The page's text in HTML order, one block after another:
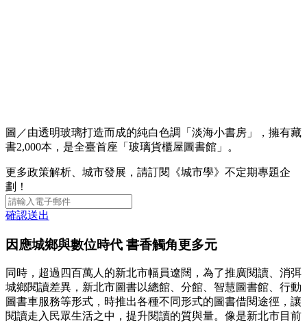
圖／由透明玻璃打造而成的純白色調「淡海小書房」，擁有藏
書2,000本，是全臺首座「玻璃貨櫃屋圖書館」。
更多政策解析、城市發展，請訂閱《城市學》不定期專題企
劃！
確認送出
因應城鄉與數位時代 書香觸角更多元
同時，超過四百萬人的新北市幅員遼闊，為了推廣閱讀、消弭
城鄉閱讀差異，新北市圖書以總館、分館、智慧圖書館、行動
圖書車服務等形式，時推出各種不同形式的圖書借閱途徑，讓
閱讀走入民眾生活之中，提升閱讀的質與量。像是新北市目前